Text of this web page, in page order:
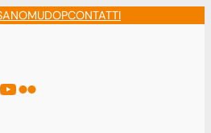
MUDOPCONTATTI
YouTube
Flickr